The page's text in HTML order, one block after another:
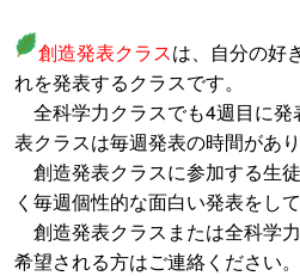
創造発表クラスは、自分の好
れを発表するクラスです。
全科学力クラスでも4週目に発
表クラスは毎週発表の時間があり
創造発表クラスに参加する生
く毎週個性的な面白い発表をして
創造発表クラスまたは全科学
希望される方はご連絡ください。